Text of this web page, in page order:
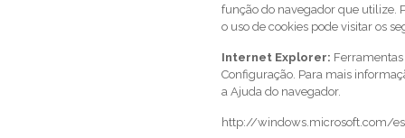
função do navegador que utilize.
o uso de cookies pode visitar os
Internet Explorer:
Configuração. Para mais
a Ajuda do navegador.
http://windows.microsoft.com/